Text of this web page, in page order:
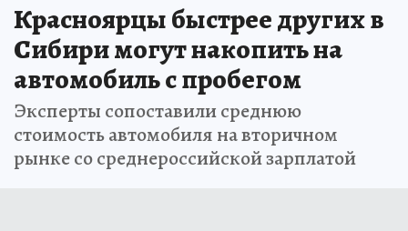
Красноярцы быстрее других в
Сибири могут накопить на
автомобиль с пробегом
Эксперты сопоставили среднюю
стоимость автомобиля на вторичном
рынке со среднероссийской зарплатой